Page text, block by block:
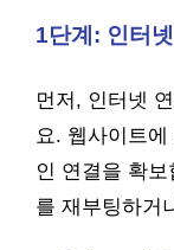
1단계: 인터
먼저, 인터넷
요. 웹사이트
인 연결을 확
를 재부팅하거